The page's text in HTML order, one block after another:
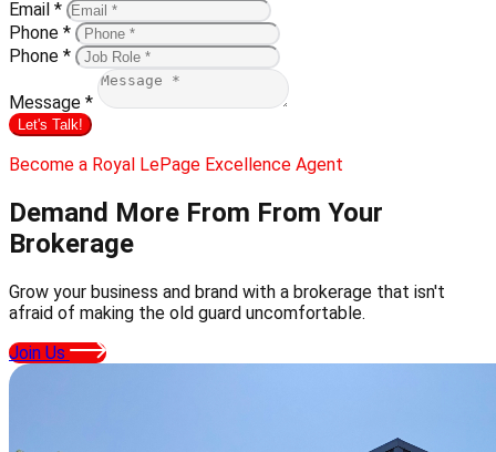
Email *
Phone *
Phone *
Message *
Let's Talk!
Become a Royal LePage Excellence Agent
Demand More From From Your
Brokerage
Grow your business and brand with a brokerage that isn't
afraid of making the old guard uncomfortable.
Join Us